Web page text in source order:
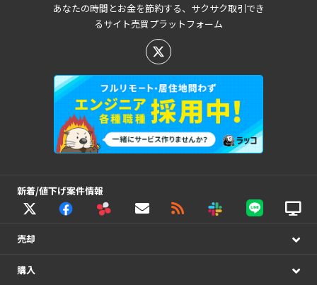
あなたの時間とお金を節約する、サクサク取引でき
るサイト売買プラットフォーム
新着/値下げ案件情報
売却
購入